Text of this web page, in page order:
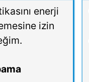
enerji
izin